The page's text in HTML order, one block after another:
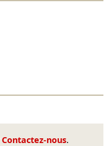
Contactez-nous.